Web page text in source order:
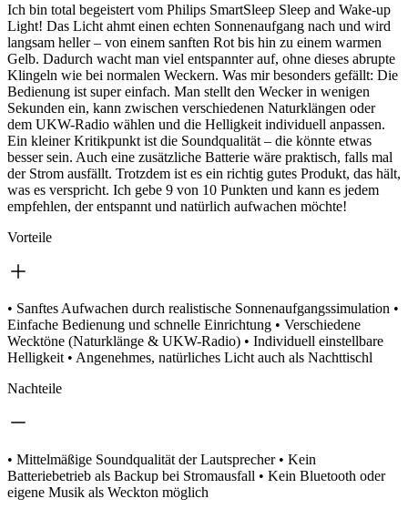
Ich bin total begeistert vom Philips SmartSleep Sleep and Wake-up
Light! Das Licht ahmt einen echten Sonnenaufgang nach und wird
langsam heller – von einem sanften Rot bis hin zu einem warmen
Gelb. Dadurch wacht man viel entspannter auf, ohne dieses abrupte
Klingeln wie bei normalen Weckern. Was mir besonders gefällt: Die
Bedienung ist super einfach. Man stellt den Wecker in wenigen
Sekunden ein, kann zwischen verschiedenen Naturklängen oder
dem UKW-Radio wählen und die Helligkeit individuell anpassen.
Ein kleiner Kritikpunkt ist die Soundqualität – die könnte etwas
besser sein. Auch eine zusätzliche Batterie wäre praktisch, falls mal
der Strom ausfällt. Trotzdem ist es ein richtig gutes Produkt, das hält,
was es verspricht. Ich gebe 9 von 10 Punkten und kann es jedem
empfehlen, der entspannt und natürlich aufwachen möchte!
Vorteile
• Sanftes Aufwachen durch realistische Sonnenaufgangssimulation •
Einfache Bedienung und schnelle Einrichtung • Verschiedene
Wecktöne (Naturklänge & UKW-Radio) • Individuell einstellbare
Helligkeit • Angenehmes, natürliches Licht auch als Nachttischl
Nachteile
• Mittelmäßige Soundqualität der Lautsprecher • Kein
Batteriebetrieb als Backup bei Stromausfall • Kein Bluetooth oder
eigene Musik als Weckton möglich